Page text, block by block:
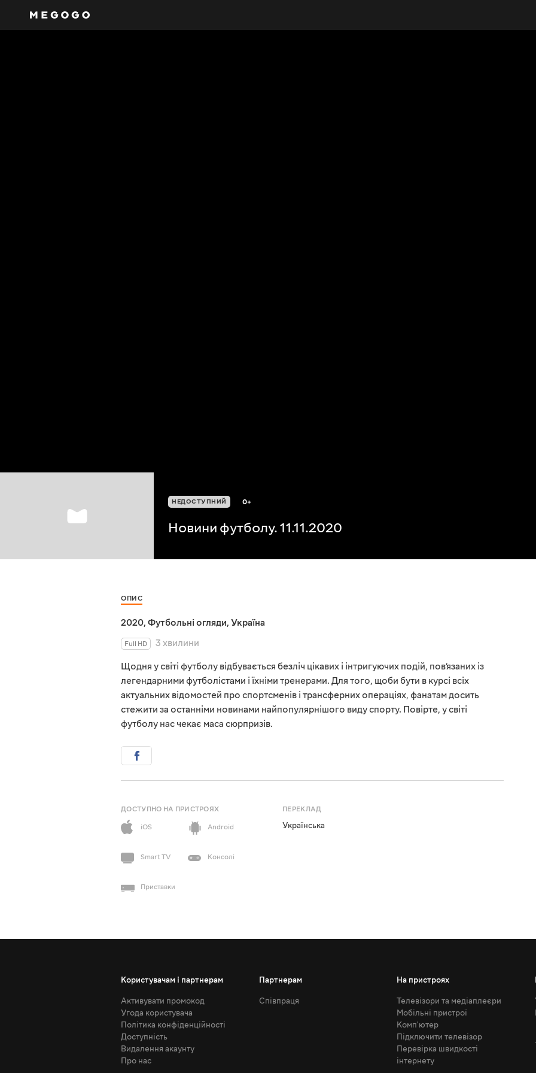
НЕДОСТУПНИЙ 0+
Новини футболу. 11.11.2020
ОПИС
2020, Футбольні огляди, Україна
Full HD
3 хвилини
Щодня у світі футболу відбувається безліч цікавих і інтригуючих подій, пов’язаних із
легендарними футболістами і їхніми тренерами. Для того, щоби бути в курсі всіх
актуальних відомостей про спортсменів і трансферних операціях, фанатам досить
стежити за останніми новинами найпопулярнішого виду спорту. Повірте, у світі
футболу нас чекає маса сюрпризів.
ДОСТУПНО НА ПРИСТРОЯХ
iOS
Android
Smart TV Консолі
Приставки
ПЕРЕКЛАД
Українська
Користувачам і партнерам
Активувати промокод
Угода користувача
Політика конфіденційності
Доступність
Видалення акаунту
Про нас
Партнерам
Співпраця
На пристроях
Телевізори та медіаплеєри
Мобільні пристрої
Комп'ютер
Підключити телевізор
Перевірка швидкості
інтернету